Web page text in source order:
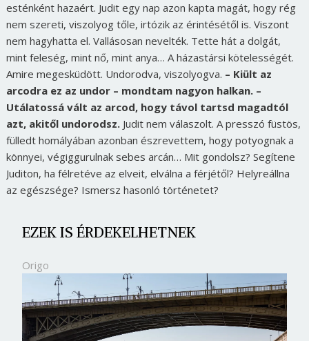
esténként hazaért. Judit egy nap azon kapta magát, hogy rég
nem szereti, viszolyog tőle, irtózik az érintésétől is. Viszont
nem hagyhatta el. Vallásosan nevelték. Tette hát a dolgát,
mint feleség, mint nő, mint anya… A házastársi kötelességét.
Amire megesküdött. Undorodva, viszolyogva. – Kiült az
arcodra ez az undor – mondtam nagyon halkan. –
Utálatossá vált az arcod, hogy távol tartsd magadtól
azt, akitől undorodsz. Judit nem válaszolt. A presszó füstös,
fülledt homályában azonban észrevettem, hogy potyognak a
könnyei, végiggurulnak sebes arcán… Mit gondolsz? Segítene
Juditon, ha félretéve az elveit, elválna a férjétől? Helyreállna
az egészsége? Ismersz hasonló történetet?
EZEK IS ÉRDEKELHETNEK
Origo